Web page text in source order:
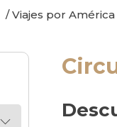
/Viajes por América